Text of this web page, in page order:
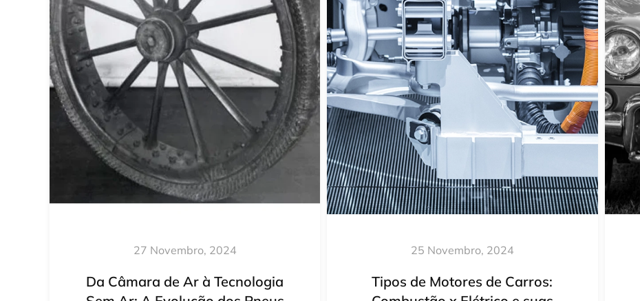
27 Novembro, 2024
Da Câmara de Ar à Tecnologia
25 Novembro, 2024
Tipos de Motores de Carros: